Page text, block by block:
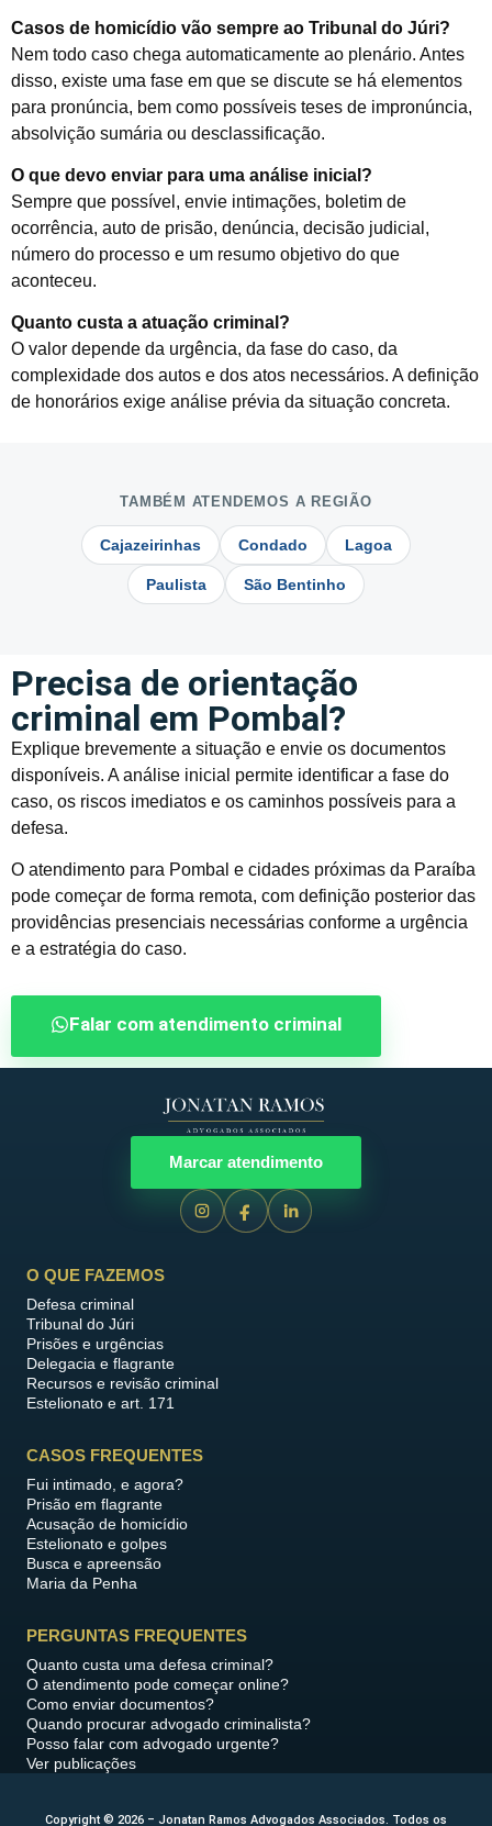
Casos de homicídio vão sempre ao Tribunal do Júri?
Nem todo caso chega automaticamente ao plenário. Antes
disso, existe uma fase em que se discute se há elementos
para pronúncia, bem como possíveis teses de impronúncia,
absolvição sumária ou desclassificação.
O que devo enviar para uma análise inicial?
Sempre que possível, envie intimações, boletim de
ocorrência, auto de prisão, denúncia, decisão judicial,
número do processo e um resumo objetivo do que
aconteceu.
Quanto custa a atuação criminal?
O valor depende da urgência, da fase do caso, da
complexidade dos autos e dos atos necessários. A definição
de honorários exige análise prévia da situação concreta.
TAMBÉM ATENDEMOS A REGIÃO
Cajazeirinhas Condado Lagoa
Paulista São Bentinho
Precisa de orientação
criminal em Pombal?
Explique brevemente a situação e envie os documentos
disponíveis. A análise inicial permite identificar a fase do
caso, os riscos imediatos e os caminhos possíveis para a
defesa.
O atendimento para Pombal e cidades próximas da Paraíba
pode começar de forma remota, com definição posterior das
providências presenciais necessárias conforme a urgência
e a estratégia do caso.
Falar com atendimento criminal
Marcar atendimento
O QUE FAZEMOS
Defesa criminal
Tribunal do Júri
Prisões e urgências
Delegacia e flagrante
Recursos e revisão criminal
Estelionato e art. 171
CASOS FREQUENTES
Fui intimado, e agora?
Prisão em flagrante
Acusação de homicídio
Estelionato e golpes
Busca e apreensão
Maria da Penha
PERGUNTAS FREQUENTES
Quanto custa uma defesa criminal?
O atendimento pode começar online?
Como enviar documentos?
Quando procurar advogado criminalista?
Posso falar com advogado urgente?
Ver publicações
Copyright © 2026 – Jonatan Ramos Advogados Associados. Todos os